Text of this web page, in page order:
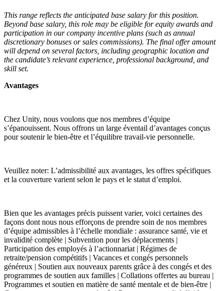
This range reflects the anticipated base salary for this position.
Beyond base salary, this role may be eligible for equity awards and
participation in our company incentive plans (such as annual
discretionary bonuses or sales commissions). The final offer amount
will depend on several factors, including geographic location and
the candidate’s relevant experience, professional background, and
skill set.
Avantages
Chez Unity, nous voulons que nos membres d’équipe
s’épanouissent. Nous offrons un large éventail d’avantages conçus
pour soutenir le bien-être et l’équilibre travail-vie personnelle.
Veuillez noter: L’admissibilité aux avantages, les offres spécifiques
et la couverture varient selon le pays et le statut d’emploi.
Bien que les avantages précis puissent varier, voici certaines des
façons dont nous nous efforçons de prendre soin de nos membres
d’équipe admissibles à l’échelle mondiale : assurance santé, vie et
invalidité complète | Subvention pour les déplacements |
Participation des employés à l’actionnariat | Régimes de
retraite/pension compétitifs | Vacances et congés personnels
généreux | Soutien aux nouveaux parents grâce à des congés et des
programmes de soutien aux familles | Collations offertes au bureau |
Programmes et soutien en matière de santé mentale et de bien-être |